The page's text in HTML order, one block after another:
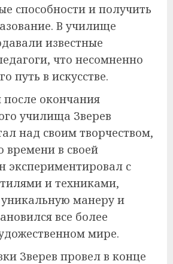
способности и получить
В училище
известные
что несомненно
путь в искусстве.
окончания
училища Зверев
над своим творчеством,
времени в своей
экспериментировал с
и техниками,
манеру и
все более
мире.
Зверев провел в конце